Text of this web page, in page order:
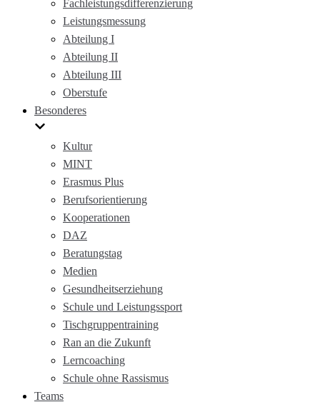
Fachleistungsdifferenzierung
Leistungsmessung
Abteilung I
Abteilung II
Abteilung III
Oberstufe
Besonderes
Kultur
MINT
Erasmus Plus
Berufsorientierung
Kooperationen
DAZ
Beratungstag
Medien
Gesundheitserziehung
Schule und Leistungssport
Tischgruppentraining
Ran an die Zukunft
Lerncoaching
Schule ohne Rassismus
Teams